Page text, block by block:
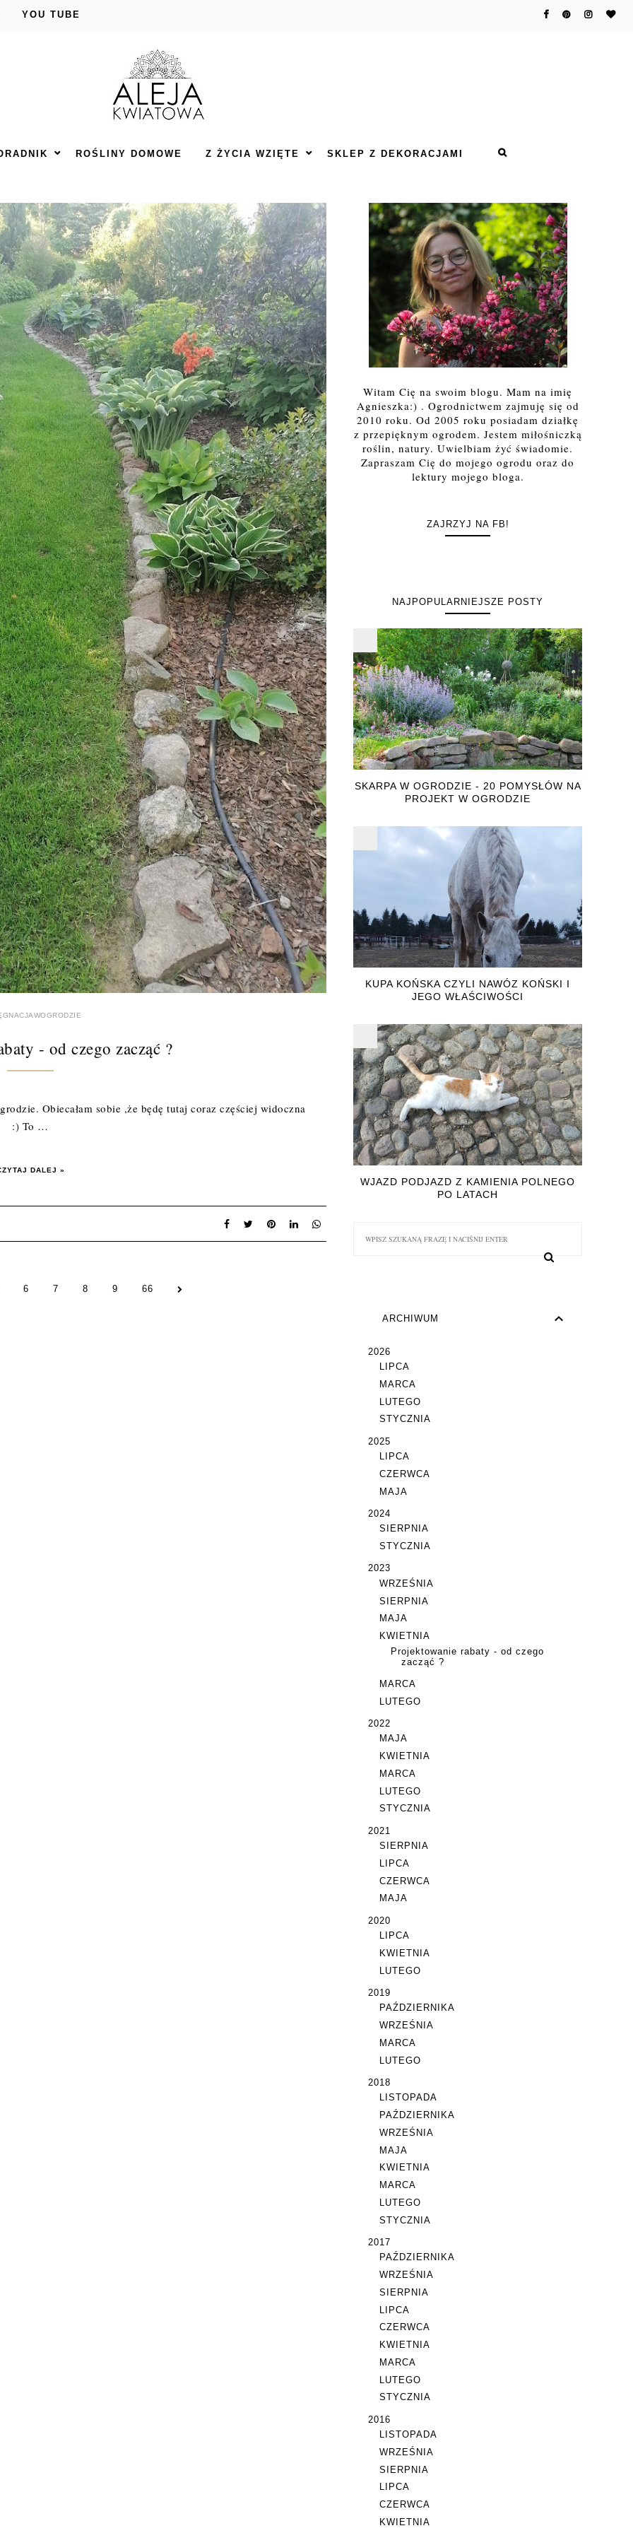
YOU TUBE
ROŚLINY DOMOWE Z ŻYCIA WZIĘTE SKLEP Z DEKORACJAMI
- od czego zacząć ?
Obiecałam sobie ,że będę tutaj coraz częściej widoczna
:) To …
DALEJ »
6 7 8 9 66
Witam Cię na swoim blogu. Mam na imię
Agnieszka:) . Ogrodnictwem zajmuję się od
2010 roku. Od 2005 roku posiadam działkę
z przepięknym ogrodem. Jestem miłośniczką
roślin, natury. Uwielbiam żyć świadomie.
Zapraszam Cię do mojego ogrodu oraz do
lektury mojego bloga.
ZAJRZYJ NA FB!
NAJPOPULARNIEJSZE POSTY
SKARPA W OGRODZIE - 20 POMYSŁÓW NA
PROJEKT W OGRODZIE
KUPA KOŃSKA CZYLI NAWÓZ KOŃSKI I
JEGO WŁAŚCIWOŚCI
WJAZD PODJAZD Z KAMIENIA POLNEGO
PO LATACH
ARCHIWUM
2026
LIPCA
MARCA
LUTEGO
STYCZNIA
2025
LIPCA
CZERWCA
MAJA
2024
SIERPNIA
STYCZNIA
2023
WRZEŚNIA
SIERPNIA
MAJA
KWIETNIA
Projektowanie rabaty - od czego
zacząć ?
MARCA
LUTEGO
2022
MAJA
KWIETNIA
MARCA
LUTEGO
STYCZNIA
2021
SIERPNIA
LIPCA
CZERWCA
MAJA
2020
LIPCA
KWIETNIA
LUTEGO
2019
PAŹDZIERNIKA
WRZEŚNIA
MARCA
LUTEGO
2018
LISTOPADA
PAŹDZIERNIKA
WRZEŚNIA
MAJA
KWIETNIA
MARCA
LUTEGO
STYCZNIA
2017
PAŹDZIERNIKA
WRZEŚNIA
SIERPNIA
LIPCA
CZERWCA
KWIETNIA
MARCA
LUTEGO
STYCZNIA
2016
LISTOPADA
WRZEŚNIA
SIERPNIA
LIPCA
CZERWCA
KWIETNIA